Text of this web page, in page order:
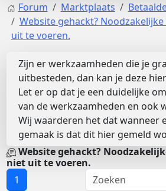
Forum Marktplaats
Website gehackt?
uit te voeren.
Zijn er werkzaamheden die je
uitbesteden, dan kan je deze
Let er op dat je een duidelijke
van de werkzaamheden en ook
Wij waarderen het dat wanneer
gemaak is dat dit hier gemeld
Website gehackt?
niet uit te voeren.
1